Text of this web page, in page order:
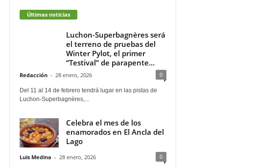
Últimas noticias
Luchon-Superbagnères será
el terreno de pruebas del
Winter Pylot, el primer
“Testival” de parapente...
Redacción - 28 enero, 2026 0
Del 11 al 14 de febrero tendrá lugar en las pistas de
Luchon-Superbagnères,...
Celebra el mes de los
enamorados en El Ancla del
Lago
Luis Medina - 28 enero, 2026 0